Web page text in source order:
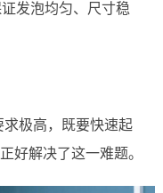
发泡均匀、尺寸稳
极高，既要快速起
好解决了这一难题。